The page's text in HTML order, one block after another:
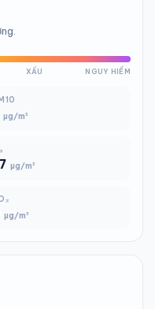
XẤU NGUY HIỂM
µg/m³
µg/m³
µg/m³